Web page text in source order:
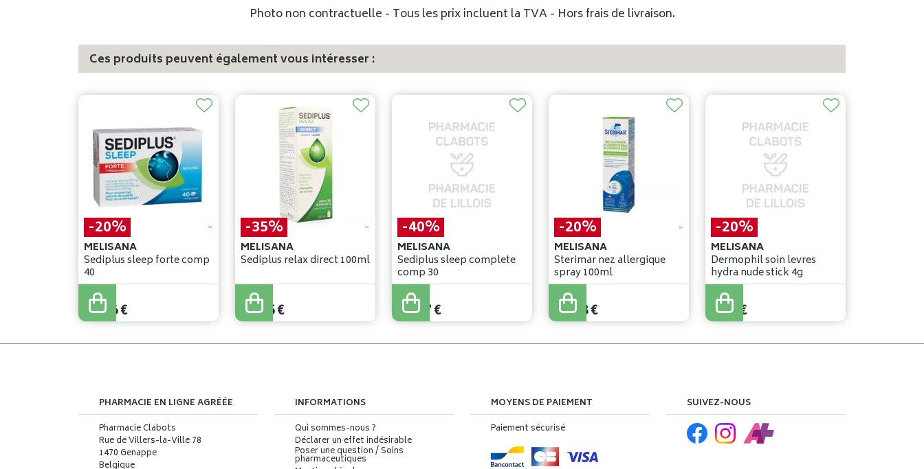
Photo non contractuelle - Tous les prix incluent la TVA - Hors frais de livraison.
Ces produits peuvent également vous intéresser :
-20%
MELISANA
Sediplus sleep forte comp
40
30,95
24,76€
-35%
MELISANA
Sediplus relax direct 100ml
26,70
17,35€
-40%
MELISANA
Sediplus sleep complete
comp 30
30,95
18,57€
-20%
MELISANA
Sterimar nez allergique
spray 100ml
14,35
11,48€
-20%
MELISANA
Dermophil soin levres
hydra nude stick 4g
9,70€
7,76 €
PHARMACIE EN LIGNE AGRÉÉE
Pharmacie Clabots
Rue de Villers-la-Ville 78
1470 Genappe
Belgique
INFORMATIONS
Qui sommes-nous ?
Déclarer un effet indésirable
Poser une question / Soins
pharmaceutiques
MOYENS DE PAIEMENT
Paiement sécurisé
SUIVEZ-NOUS